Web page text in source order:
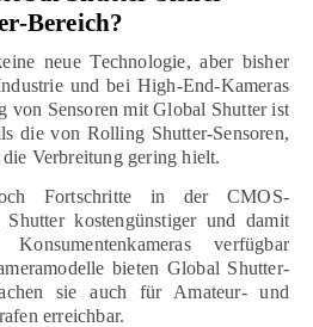
Bereich?
neue Technologie, aber bisher
und bei High-End-Kameras
von Sensoren mit Global Shutter ist
die von Rolling Shutter-Sensoren,
Verbreitung gering hielt.
Fortschritte in der CMOS-
kostengünstiger und damit
verfügbar
bieten Global Shutter-
sie auch für Amateur- und
erreichbar.